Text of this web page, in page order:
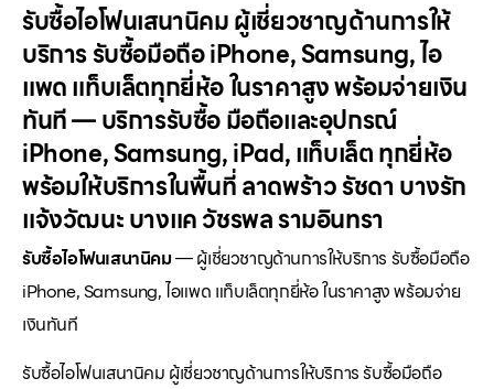
รับซื้อไอโฟนเสนานิคม ผู้เชี่ยวชาญด้านการให้
บริการ รับซื้อมือถือ iPhone, Samsung, ไอ
แพด แท็บเล็ตทุกยี่ห้อ ในราคาสูง พร้อมจ่ายเงิน
ทันที — บริการรับซื้อ มือถือและอุปกรณ์
iPhone, Samsung, iPad, แท็บเล็ต ทุกยี่ห้อ
พร้อมให้บริการในพื้นที่ ลาดพร้าว รัชดา บางรัก
แจ้งวัฒนะ บางแค วัชรพล รามอินทรา
รับซื้อไอโฟนเสนานิคม— ผู้เชี่ยวชาญด้านการให้บริการ รับซื้อมือถือ
iPhone, Samsung, ไอแพด แท็บเล็ตทุกยี่ห้อ ในราคาสูง พร้อมจ่าย
เงินทันที
รับซื้อไอโฟนเสนานิคม ผู้เชี่ยวชาญด้านการให้บริการ รับซื้อมือถือ